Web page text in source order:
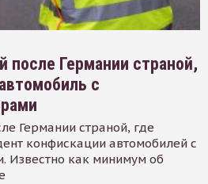
после Германии страной,
с
Германии страной, где
конфискации автомобилей с
Известно как минимум об